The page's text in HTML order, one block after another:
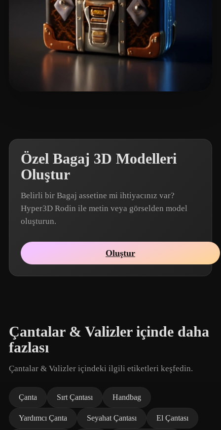
Özel Bagaj 3D Modelleri
Oluştur
Belirli bir Bagaj assetine mi ihtiyacınız var?
Hyper3D Rodin ile metin veya görselden model
oluşturun.
Oluştur
Çantalar & Valizler içinde daha
fazlası
Çantalar & Valizler içindeki ilgili etiketleri keşfedin.
Çanta Sırt Çantası Handbag
Yardımcı Çanta Seyahat Çantası El Çantası